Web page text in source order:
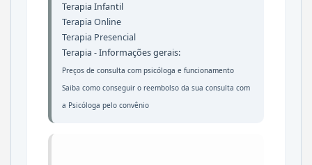
Terapia Infantil
Terapia Online
Terapia Presencial
Terapia - Informações gerais:
Preços de consulta com psicóloga e funcionamento
Saiba como conseguir o reembolso da sua consulta com
a Psicóloga pelo convênio